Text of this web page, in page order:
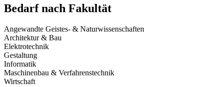
Bedarf nach Fakultät
Angewandte Geistes- & Naturwissenschaften
Architektur & Bau
Elektrotechnik
Gestaltung
Informatik
Maschinenbau & Verfahrenstechnik
Wirtschaft